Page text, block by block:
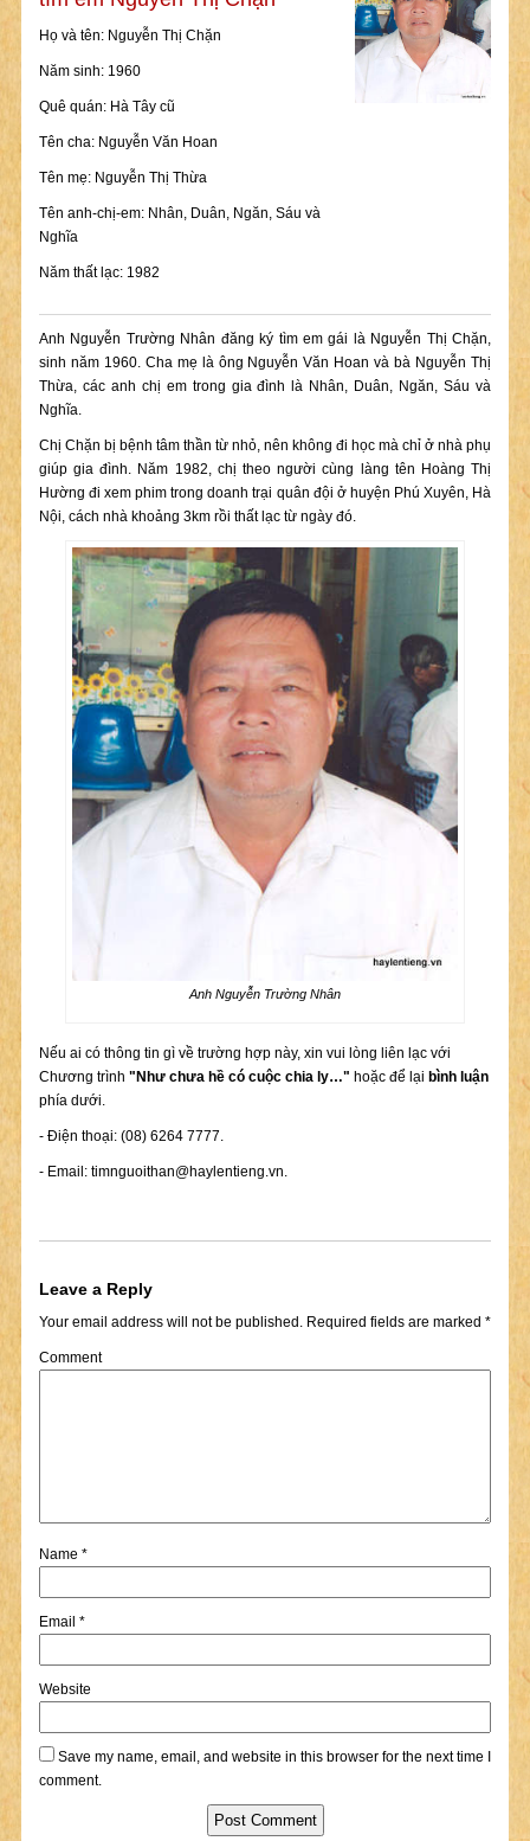
Họ và tên: Nguyễn Thị Chặn
Năm sinh: 1960
Quê quán: Hà Tây cũ
Tên cha: Nguyễn Văn Hoan
Tên mẹ: Nguyễn Thị Thừa
Tên anh-chị-em: Nhân, Duân, Ngăn, Sáu và
Nghĩa
Năm thất lạc: 1982
Anh Nguyễn Trường Nhân đăng ký tìm em gái là Nguyễn Thị Chặn,
sinh năm 1960. Cha mẹ là ông Nguyễn Văn Hoan và bà Nguyễn Thị
Thừa, các anh chị em trong gia đình là Nhân, Duân, Ngăn, Sáu và
Nghĩa.
Chị Chặn bị bệnh tâm thần từ nhỏ, nên không đi học mà chỉ ở nhà phụ
giúp gia đình. Năm 1982, chị theo người cùng làng tên Hoàng Thị
Hường đi xem phim trong doanh trại quân đội ở huyện Phú Xuyên, Hà
Nội, cách nhà khoảng 3km rồi thất lạc từ ngày đó.
Anh Nguyễn Trường Nhân
Nếu ai có thông tin gì về trường hợp này, xin vui lòng liên lạc với
Chương trình "Như chưa hề có cuộc chia ly…" hoặc để lại bình luận
phía dưới.
- Điện thoại: (08) 6264 7777.
- Email: timnguoithan@haylentieng.vn.
Leave a Reply
Your email address will not be published.Required fields are marked *
Comment
Name *
Email *
Website
Save my name, email, and website in this browser for the next time I
comment.